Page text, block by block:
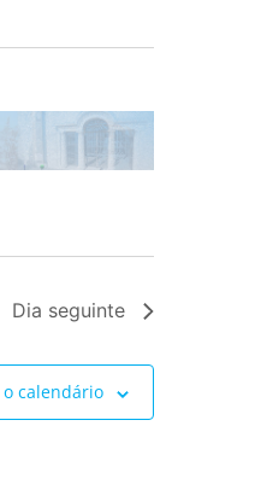
Dia seguinte
calendário